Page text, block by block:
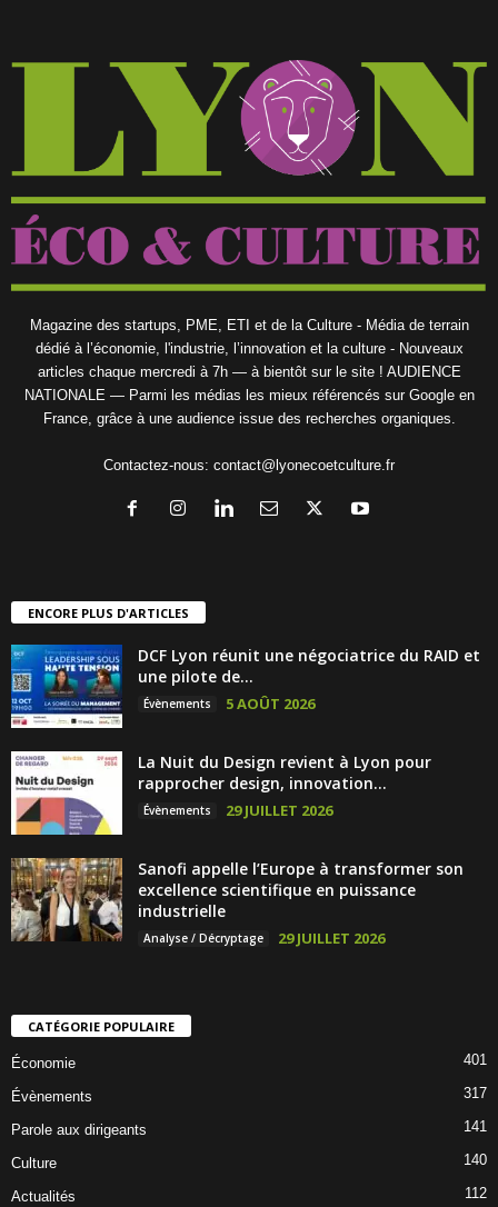
Magazine des startups, PME, ETI et de la Culture - Média de terrain
dédié à l’économie, l'industrie, l’innovation et la culture - Nouveaux
articles chaque mercredi à 7h — à bientôt sur le site ! AUDIENCE
NATIONALE — Parmi les médias les mieux référencés sur Google en
France, grâce à une audience issue des recherches organiques.
Contactez-nous: contact@lyonecoetculture.fr
ENCORE PLUS D'ARTICLES
DCF Lyon réunit une négociatrice du RAID et
une pilote de...
Évènements 5 AOÛT 2026
La Nuit du Design revient à Lyon pour
rapprocher design, innovation...
Évènements 29 JUILLET 2026
Sanofi appelle l’Europe à transformer son
excellence scientifique en puissance
industrielle
Analyse / Décryptage 29 JUILLET 2026
CATÉGORIE POPULAIRE
Économie 401
Évènements 317
Parole aux dirigeants 141
Culture 140
Actualités 112